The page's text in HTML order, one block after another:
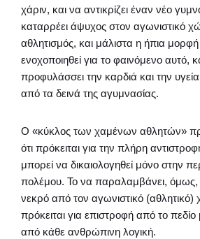
χάριν, και να αντικρίζει έναν νέο
καταρρέει άψυχος στον αγωνιστικό
αθλητισμός, και μάλιστα η ήπια
ενοχοποιηθεί για το φαινόμενο αυτό,
προφυλάσσει την καρδιά και την
από τα δεινά της αγυμνασίας.
Ο «κύκλος των χαμένων αθλητών»
ότι πρόκειται για την πλήρη
μπορεί να δικαιολογηθεί μόνο στην
πολέμου. Το να παραλαμβάνει, όμως,
νεκρό από τον αγωνιστικό
πρόκειται για επιστροφή από το πεδίο
από κάθε ανθρώπινη λογική.